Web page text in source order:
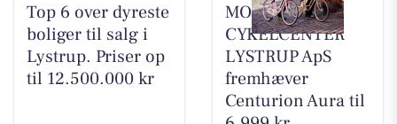
Top 6 over dyreste
boliger til salg i
Lystrup. Priser op
til 12.500.000 kr
MOSQUITO
CYKELCENTER
LYSTRUP ApS
fremhæver
Centurion Aura til